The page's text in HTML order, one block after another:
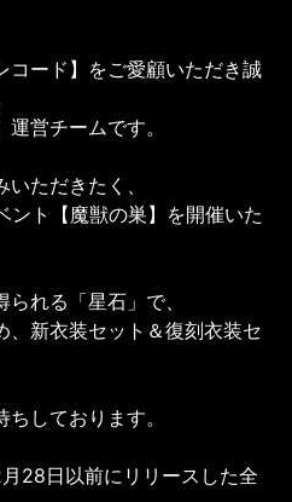
コード】をご愛顧いただき誠
運営チームです。
ただきたく、
ント【魔獣の巣】を開催いた
れる「星石」で、
、新衣装セット＆復刻衣装セ
しております。
28日以前にリリースした全